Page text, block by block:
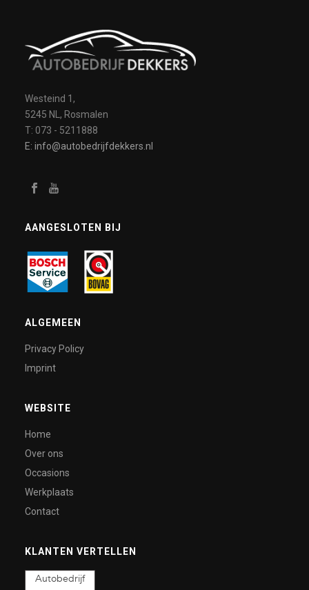
Westeind 1,
5245 NL, Rosmalen
T: 073 - 5211888
E: info@autobedrijfdekkers.nl
AANGESLOTEN BIJ
ALGEMEEN
Privacy Policy
Imprint
WEBSITE
Home
Over ons
Occasions
Werkplaats
Contact
KLANTEN VERTELLEN
Autobedrijf